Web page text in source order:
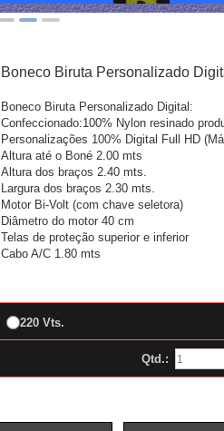
Boneco Biruta Personalizado
Boneco Biruta Personalizado Digital:
Confeccionado:100% Nylon resinado
Personalizações 100% Digital Full HD
Altura até o Boné 2.00 mts
Altura dos braços 2.40 mts.
Largura dos braços 2.30 mts.
Motor Bi-Volt (com chave seletora)
Diâmetro do motor 40 cm
Telas de proteção superior e inferior
Cabo A/C 1.80 mts
220 Vts.
Qtd.: